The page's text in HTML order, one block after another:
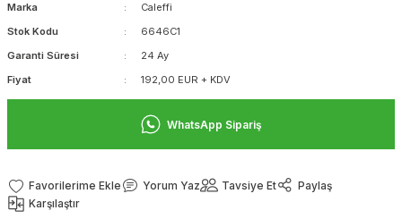
Marka
Caleffi
Stok Kodu
6646C1
Garanti Süresi
24 Ay
Fiyat
192,00 EUR + KDV
WhatsApp Sipariş
Yorum Yaz Tavsiye Et
Paylaş
Karşılaştır